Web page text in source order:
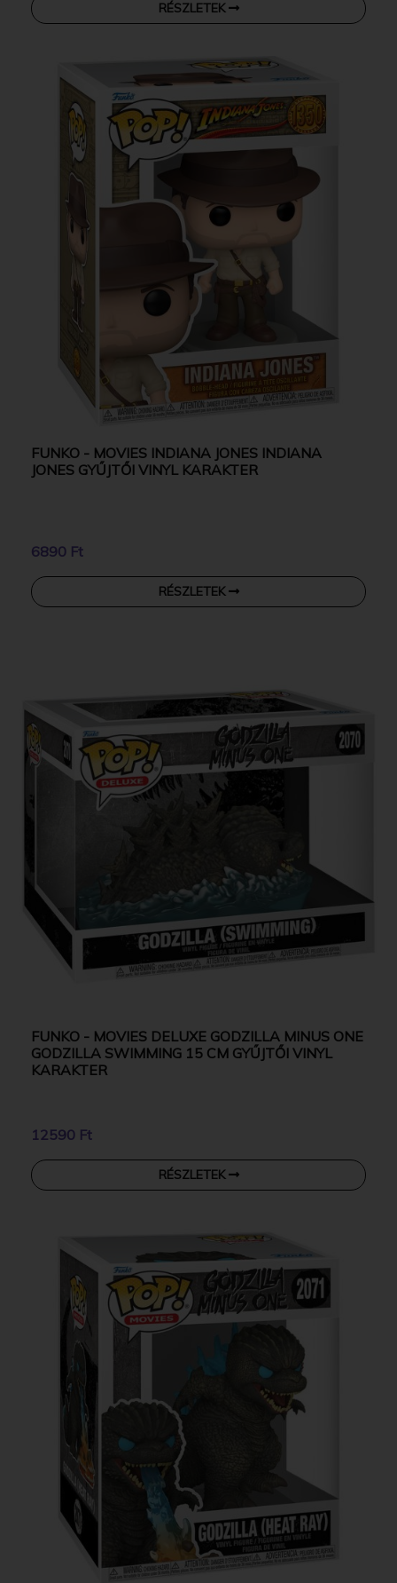
RÉSZLETEK
FUNKO - MOVIES INDIANA JONES INDIANA
JONES GYŰJTŐI VINYL KARAKTER
6890 Ft
RÉSZLETEK
FUNKO - MOVIES DELUXE GODZILLA MINUS ONE
GODZILLA SWIMMING 15 CM GYŰJTŐI VINYL
KARAKTER
12590 Ft
RÉSZLETEK